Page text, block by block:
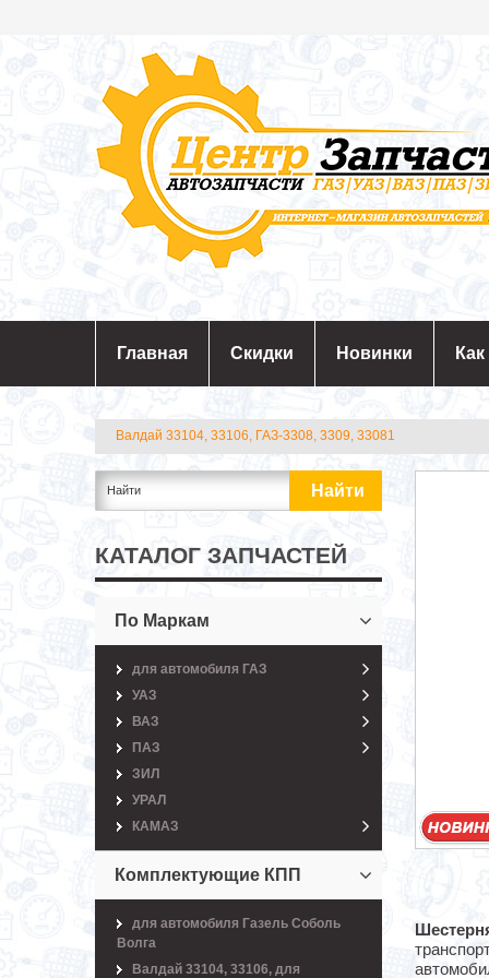
Главная Скидки Новинки
Валдай 33104, 33106, ГАЗ-3308, 3309, 33081
КАТАЛОГ ЗАПЧАСТЕЙ
По Маркам
для автомобиля ГАЗ
УАЗ
ВАЗ
ПАЗ
ЗИЛ
УРАЛ
КАМАЗ
Комплектующие КПП
для автомобиля Газель Соболь
Волга
Валдай 33104, 33106, для